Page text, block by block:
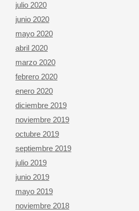
julio 2020
junio 2020
mayo 2020
abril 2020
marzo 2020
febrero 2020
enero 2020
diciembre 2019
noviembre 2019
octubre 2019
septiembre 2019
julio 2019
junio 2019
mayo 2019
noviembre 2018